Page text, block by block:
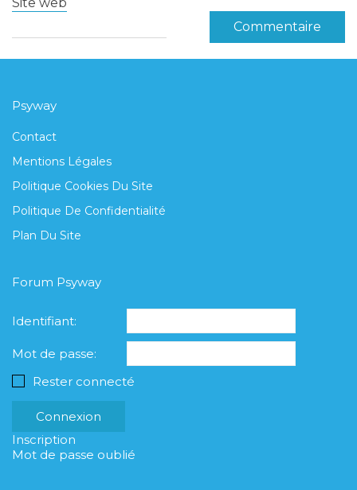
Psyway
Contact
Mentions Légales
Politique Cookies Du Site
Politique De Confidentialité
Plan Du Site
Forum Psyway
Identifiant:
Mot de passe:
Rester connecté
Connexion
Inscription
Mot de passe oublié